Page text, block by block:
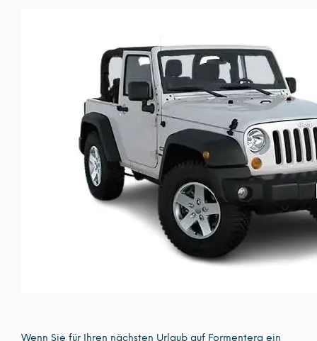
Wenn Sie für Ihren nächsten Urlaub auf Formentera ein